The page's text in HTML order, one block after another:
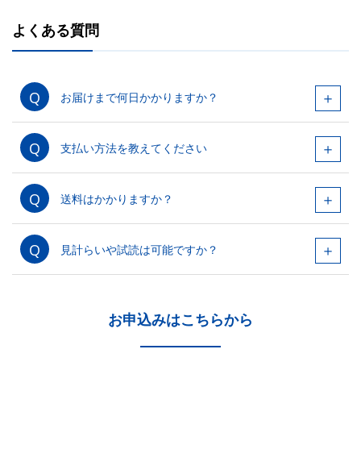
よくある質問
お届けまで何日かかりますか？
支払い方法を教えてください
送料はかかりますか？
見計らいや試読は可能ですか？
お申込みはこちらから